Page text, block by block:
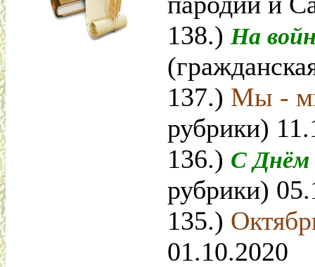
138.) На
137.) Мы -
рубрики)
136.) С
рубрики)
135.)
01.10.2020